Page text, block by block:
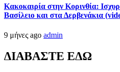
Κακοκαιρία στην Κορινθία:
Βασίλειο και στα Δερβενάκια
9 μήνες ago admin
ΔΙΑΒΑΣΤΕ ΕΔΩ